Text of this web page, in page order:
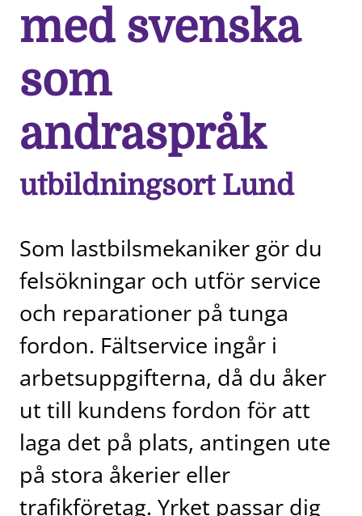
med svenska
som
andraspråk
utbildningsort Lund
Som lastbilsmekaniker gör du
felsökningar och utför service
och reparationer på tunga
fordon. Fältservice ingår i
arbetsuppgifterna, då du åker
ut till kundens fordon för att
laga det på plats, antingen ute
på stora åkerier eller
trafikföretag. Yrket passar dig